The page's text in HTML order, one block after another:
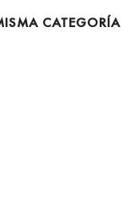
CATEGORÍA